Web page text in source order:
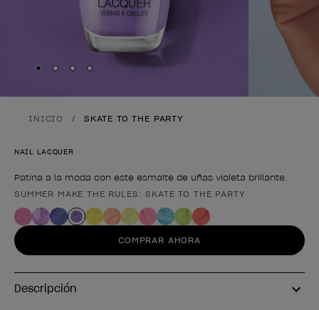
Skip to slide
Skip to slide
Skip to slide
Skip to slide
INICIO SKATE TO THE PARTY
NAIL LACQUER
Patina a la moda con este esmalte de uñas violeta brillante.
Forma del producto
SUMMER MAKE THE RULES: SKATE TO THE PARTY
COMPRAR AHORA
Descripción